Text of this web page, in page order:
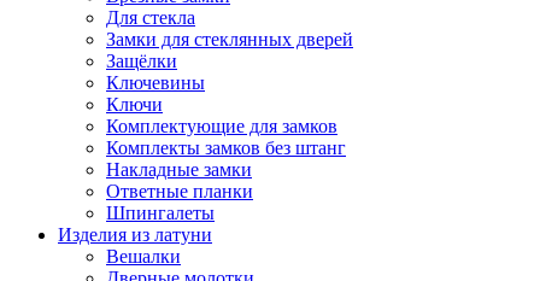
Для стекла
Замки для стеклянных дверей
Защёлки
Ключевины
Ключи
Комплектующие для замков
Комплекты замков без штанг
Накладные замки
Ответные планки
Шпингалеты
Изделия из латуни
Вешалки